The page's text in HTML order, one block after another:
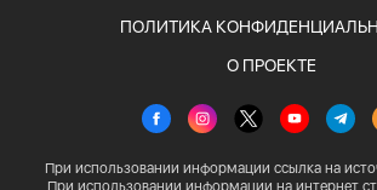
ПОЛИТИКА
О ПРОЕКТЕ
При использовании информации ссылка на